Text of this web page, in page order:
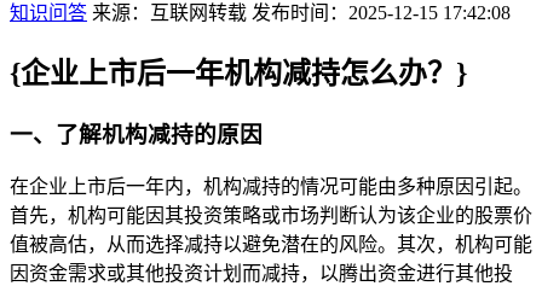
知识问答 来源：互联网转载 发布时间：2025-12-15 17:42:08
{企业上市后一年机构减持怎么办？}
一、了解机构减持的原因
在企业上市后一年内，机构减持的情况可能由多种原因引起。
首先，机构可能因其投资策略或市场判断认为该企业的股票价
值被高估，从而选择减持以避免潜在的风险。其次，机构可能
因资金需求或其他投资计划而减持，以腾出资金进行其他投